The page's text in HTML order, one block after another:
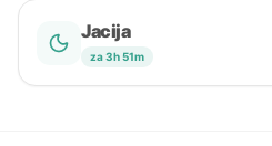
Jacija
za 3h 51m